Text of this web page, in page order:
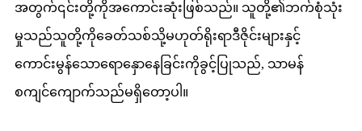
အတွက်၎င်းတို့ကိုအကောင်းဆုံးဖြစ်သည်။ သူတို့၏ဘက်စုံသုံး
မှုသည်သူတို့ကိုခေတ်သစ်သို့မဟုတ်ရိုးရာဒီဇိုင်းများနှင့်
ကောင်းမွန်သောရောနှောနေခြင်းကိုခွင့်ပြုသည်, သာမန်
စကျင်ကျောက်သည်မရှိတော့ပါ။